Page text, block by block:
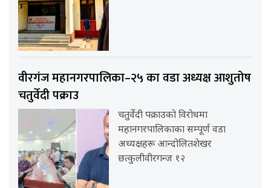
वीरगंज महानगरपालिका–२५ का वडा अध्यक्ष आशुतोष
चतुर्वेदी पक्राउ
चतुर्वेदी पक्राउको विरोधमा
महानगरपालिकाका सम्पूर्ण वडा
अध्यक्षहरू आन्दोलितशेखर
छत्कुलीवीरगन्ज १२